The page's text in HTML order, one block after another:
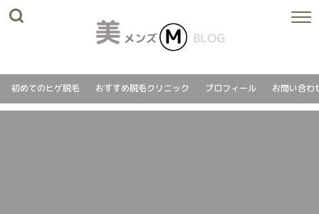
初めてのヒゲ脱毛 おすすめ脱毛クリニック プロフィール お問い合わ